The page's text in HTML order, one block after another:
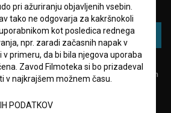
PRIJAVA
in dajem soglasje
za zbiranje, hrambo in
pri ažuriranju objavljenih vsebin.
tako ne odgovarja za kakršnokoli
kot posledica rednega
npr. zaradi začasnih napak v
primeru, da bi bila njegova uporaba
Zavod Filmoteka si bo prizadeval
v najkrajšem možnem času.
PODATKOV